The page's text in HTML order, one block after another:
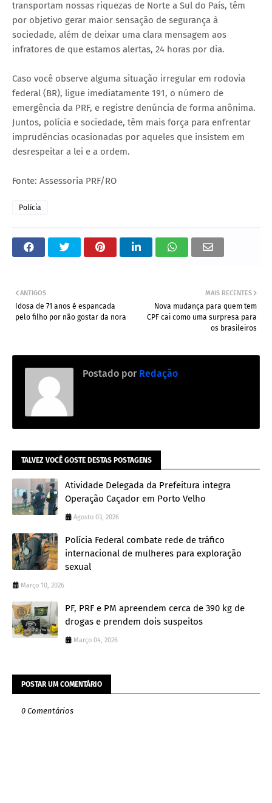
transportam nossas riquezas de Norte a Sul do País, têm
por objetivo gerar maior sensação de segurança à
sociedade, além de deixar uma clara mensagem aos
infratores de que estamos alertas, 24 horas por dia.
Caso você observe alguma situação irregular em rodovia
federal (BR), ligue imediatamente 191, o número de
emergência da PRF, e registre denúncia de forma anônima.
Juntos, polícia e sociedade, têm mais força para enfrentar
imprudências ocasionadas por aqueles que insistem em
desrespeitar a lei e a ordem.
Fonte: Assessoria PRF/RO
Polícia
MAIS RECENTES
Nova mudança para quem tem
CPF cai como uma surpresa para
os brasileiros
ANTIGOS
Idosa de 71 anos é espancada
pelo filho por não gostar da nora
Postado por Redação
TALVEZ VOCÊ GOSTE DESTAS POSTAGENS
Atividade Delegada da Prefeitura integra
Operação Caçador em Porto Velho
Agosto 03, 2026
Polícia Federal combate rede de tráfico
internacional de mulheres para exploração
sexual
Março 10, 2026
PF, PRF e PM apreendem cerca de 390 kg de
drogas e prendem dois suspeitos
Março 04, 2026
POSTAR UM COMENTÁRIO
0 Comentários